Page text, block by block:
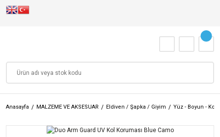
Anasayfa MALZEME VE AKSESUAR Eldiven / Şapka / Giyim Yüz - Boyun - Kol